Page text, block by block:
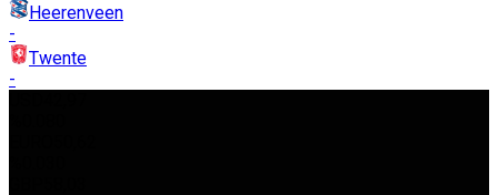
Heerenveen
-
Twente
-